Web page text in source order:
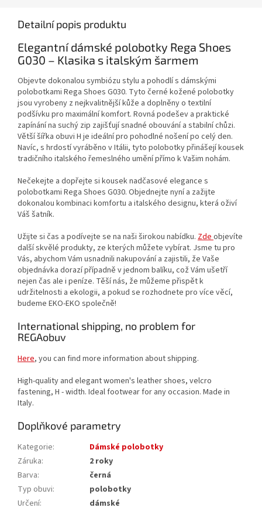
Detailní popis produktu
Elegantní dámské polobotky Rega Shoes
G030 – Klasika s italským šarmem
Objevte dokonalou symbiózu stylu a pohodlí s dámskými
polobotkami Rega Shoes G030. Tyto černé kožené polobotky
jsou vyrobeny z nejkvalitnější kůže a doplněny o textilní
podšívku pro maximální komfort. Rovná podešev a praktické
zapínání na suchý zip zajišťují snadné obouvání a stabilní chůzi.
Větší šířka obuvi H je ideální pro pohodlné nošení po celý den.
Navíc, s hrdostí vyráběno v Itálii, tyto polobotky přinášejí kousek
tradičního italského řemeslného umění přímo k Vašim nohám.
Nečekejte a dopřejte si kousek nadčasové elegance s
polobotkami Rega Shoes G030. Objednejte nyní a zažijte
dokonalou kombinaci komfortu a italského designu, která oživí
Váš šatník.
Užijte si čas a podívejte se na naši širokou nabídku. Zdeobjevíte
další skvělé produkty, ze kterých můžete vybírat. Jsme tu pro
Vás, abychom Vám usnadnili nakupování a zajistili, že Vaše
objednávka dorazí případně v jednom balíku, což Vám ušetří
nejen čas ale i peníze. Těší nás, že můžeme přispět k
udržitelnosti a ekologii, a pokud se rozhodnete pro více věcí,
budeme EKO-EKO společně!
International shipping, no problem for
REGAobuv
Here, you can find more information about shipping.
High-quality and elegant women's leather shoes, velcro
fastening, H - width. Ideal footwear for any occasion. Made in
Italy.
Doplňkové parametry
Kategorie:
Dámské polobotky
Záruka:
2 roky
Barva:
černá
Typ obuvi:
polobotky
Určení:
dámské